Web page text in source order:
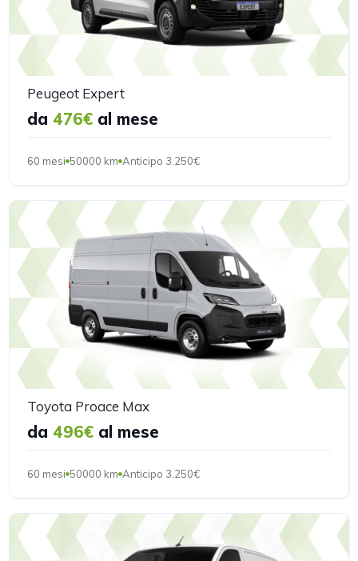
Peugeot Expert
da 476€ al mese
60 mesi 50000 km Anticipo 3.250€
Toyota Proace Max
da 496€ al mese
60 mesi 50000 km Anticipo 3.250€